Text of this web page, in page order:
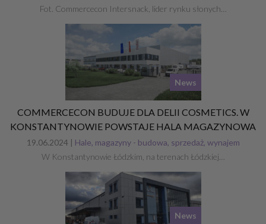
Fot. Commercecon Intersnack, lider rynku słonych…
News
COMMERCECON BUDUJE DLA DELII COSMETICS. W
KONSTANTYNOWIE POWSTAJE HALA MAGAZYNOWA
19.06.2024 | Hale, magazyny - budowa, sprzedaż, wynajem
W Konstantynowie Łódzkim, na terenach Łódzkiej…
News